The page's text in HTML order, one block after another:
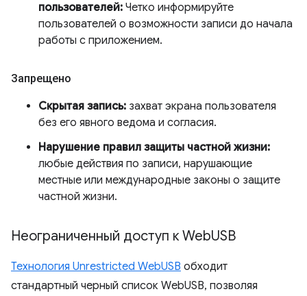
пользователей: Четко информируйте
пользователей о возможности записи до начала
работы с приложением.
Запрещено
Скрытая запись: захват экрана пользователя
без его явного ведома и согласия.
Нарушение правил защиты частной жизни:
любые действия по записи, нарушающие
местные или международные законы о защите
частной жизни.
Неограниченный доступ к WebUSB
Технология Unrestricted WebUSB обходит
стандартный черный список WebUSB, позволяя